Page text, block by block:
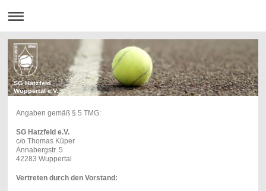
SG Hatzfeld
Wuppertal e.V.
Angaben gemäß § 5 TMG:
SG Hatzfeld e.V.
c/o Thomas Küper
Annabergstr. 5
42283 Wuppertal
Vertreten durch den Vorstand: